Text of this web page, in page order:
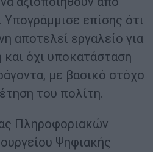
επίσης ότι
αποτελεί εργαλείο για
όχι υποκατάσταση
με βασικό στόχο
του πολίτη.
Πληροφοριακών
Ψηφιακής